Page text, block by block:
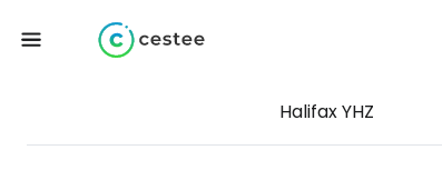
Halifax YHZ